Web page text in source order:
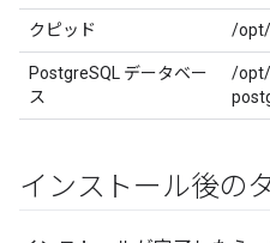
クピッド /
PostgreSQL データベー
ス
/
インストール後の